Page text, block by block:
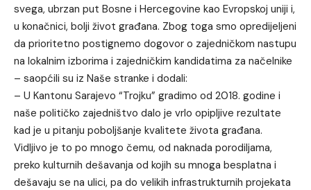
svega, ubrzan put Bosne i Hercegovine kao Evropskoj uniji i,
u konačnici, bolji život građana. Zbog toga smo opredijeljeni
da prioritetno postignemo dogovor o zajedničkom nastupu
na lokalnim izborima i zajedničkim kandidatima za načelnike
– saopćili su iz Naše stranke i dodali:
– U Kantonu Sarajevo “Trojku” gradimo od 2018. godine i
naše političko zajedništvo dalo je vrlo opipljive rezultate
kad je u pitanju poboljšanje kvalitete života građana.
Vidljivo je to po mnogo čemu, od naknada porodiljama,
preko kulturnih dešavanja od kojih su mnoga besplatna i
dešavaju se na ulici, pa do velikih infrastrukturnih projekata